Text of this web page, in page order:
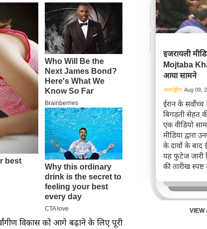
विकास को आगे बढ़ाने के लिए पूरी
इजरायली
Mojtaba
आया सामने
अंतर्राष्ट्रीय Aug 09,
ईरान के
बिगड़ती सेहत
एक वीडियो
मीडिया द्वारा
के दावों के बाद
यह फुटेज जारी
की तारीख
है।
VIEW